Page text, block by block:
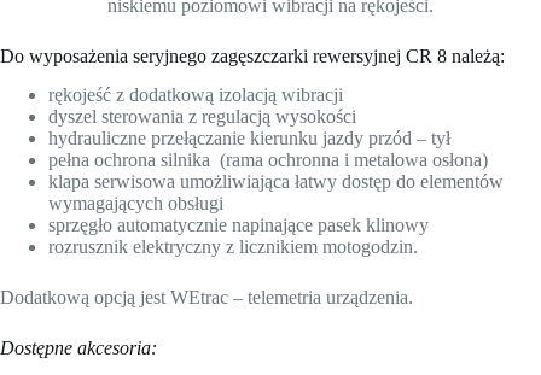
niskiemu poziomowi wibracji na rękojeści.
Do wyposażenia seryjnego zagęszczarki rewersyjnej CR 8 należą:
rękojeść z dodatkową izolacją wibracji
dyszel sterowania z regulacją wysokości
hydrauliczne przełączanie kierunku jazdy przód – tył
pełna ochrona silnika (rama ochronna i metalowa osłona)
klapa serwisowa umożliwiająca łatwy dostęp do elementów
wymagających obsługi
sprzęgło automatycznie napinające pasek klinowy
rozrusznik elektryczny z licznikiem motogodzin.
Dodatkową opcją jest WEtrac – telemetria urządzenia.
Dostępne akcesoria: